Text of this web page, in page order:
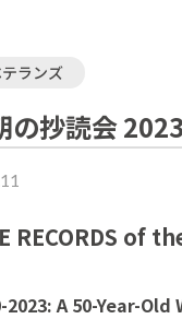
ランズ
の抄読会
RECORDS of
2023: A 50-Year-